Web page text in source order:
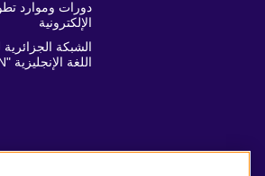
دورات وموارد
الإلكترونية
الشبكة
اللغة الإنجليزية "AELTPN"